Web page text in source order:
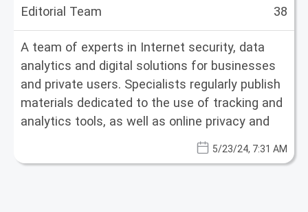
допускайте никого без еднократен ключ.“
Editorial Team 38
A team of experts in Internet security, data
analytics and digital solutions for businesses
and private users. Specialists regularly publish
materials dedicated to the use of tracking and
analytics tools, as well as online privacy and
data protection issues. The team follows the
latest trends in Internet technologies to
5/23/24, 7:31 AM